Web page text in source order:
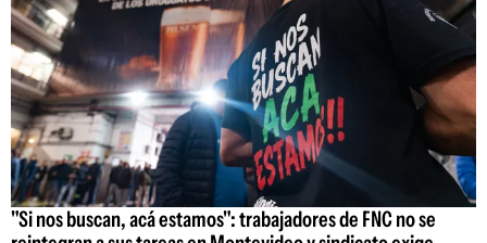
"Si nos buscan, acá estamos": trabajadores de FNC no se